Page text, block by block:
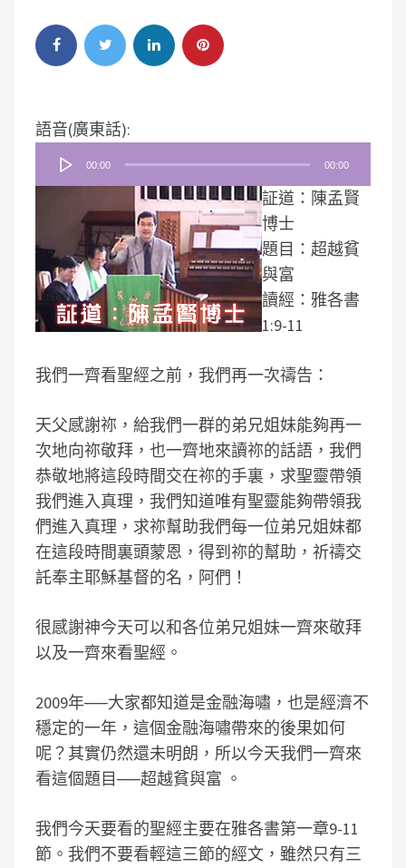
語音(廣東話):
放
器
00:00 00:00
証道：陳孟賢
博士
題目：超越貧
與富
讀經：雅各書
1:9-11
我們一齊看聖經之前，我們再一次禱告：
天父感謝祢，給我們一群的弟兄姐妹能夠再一
次地向祢敬拜，也一齊地來讀祢的話語，我們
恭敬地將這段時間交在祢的手裏，求聖靈帶領
我們進入真理，我們知道唯有聖靈能夠帶領我
們進入真理，求祢幫助我們每一位弟兄姐妹都
在這段時間裏頭蒙恩，得到祢的幫助，祈禱交
託奉主耶穌基督的名，阿們！
很感謝神今天可以和各位弟兄姐妹一齊來敬拜
以及一齊來看聖經。
2009年──大家都知道是金融海嘯，也是經濟不
穩定的一年，這個金融海嘯帶來的後果如何
呢？其實仍然還未明朗，所以今天我們一齊來
看這個題目──超越貧與富 。
我們今天要看的聖經主要在雅各書第一章9-11
節。我們不要看輕這三節的經文，雖然只有三